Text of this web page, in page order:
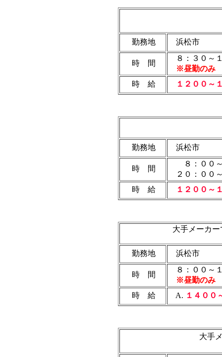
勤務地 浜松市
時 間
８：３０～
※昼勤のみ
時 給
１２００～
勤務地 浜松市
時 間
８：００～
２０：００
時 給
１２００～
大手メーカ
勤務地 浜松市
時 間
８：００～
※昼勤のみ
時 給
A. １４００
大手